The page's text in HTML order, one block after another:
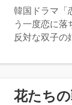
韓国ドラマ「
う一度恋に落
反対な双子
花たち